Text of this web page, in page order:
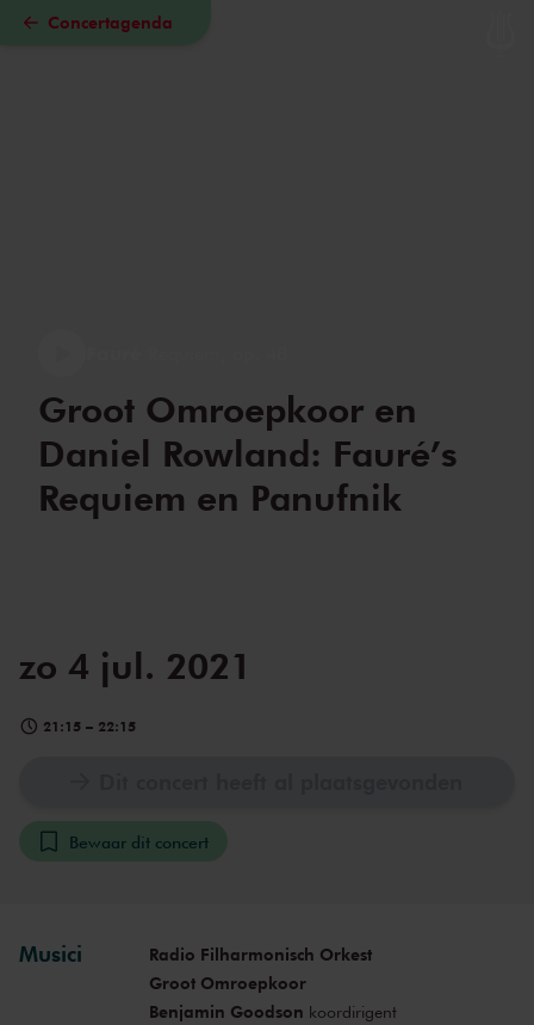
Naar hoofdcontent
Concertagenda
Groot Omroepkoor en
Daniel Rowland: Fauré’s
Requiem en Panufnik
zo 4 jul. 2021
21:15 – 22:15
Bewaar dit concert
Musici
Radio Filharmonisch Orkest
Groot Omroepkoor
Benjamin Goodson koordirigent